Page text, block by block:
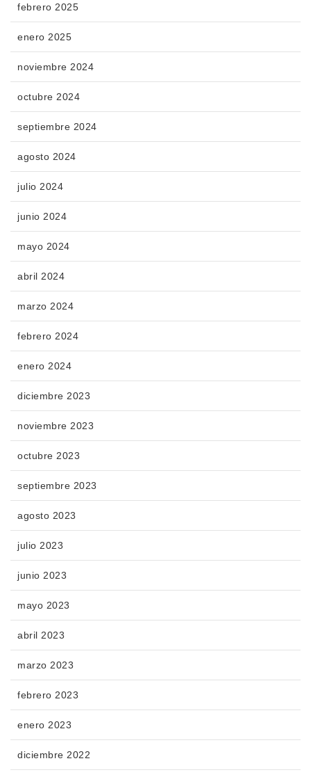
febrero 2025
enero 2025
noviembre 2024
octubre 2024
septiembre 2024
agosto 2024
julio 2024
junio 2024
mayo 2024
abril 2024
marzo 2024
febrero 2024
enero 2024
diciembre 2023
noviembre 2023
octubre 2023
septiembre 2023
agosto 2023
julio 2023
junio 2023
mayo 2023
abril 2023
marzo 2023
febrero 2023
enero 2023
diciembre 2022